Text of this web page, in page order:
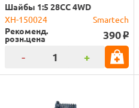
Шайбы 1:5 28CC 4WD
XH-150024
Smartech
Рекоменд.
розн.цена 390 o
- +